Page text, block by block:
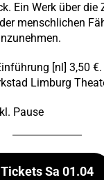
Ein Werk über die
menschlichen
[nl] 3,50 €.
Limburg
Pause
Tickets Sa 01.04